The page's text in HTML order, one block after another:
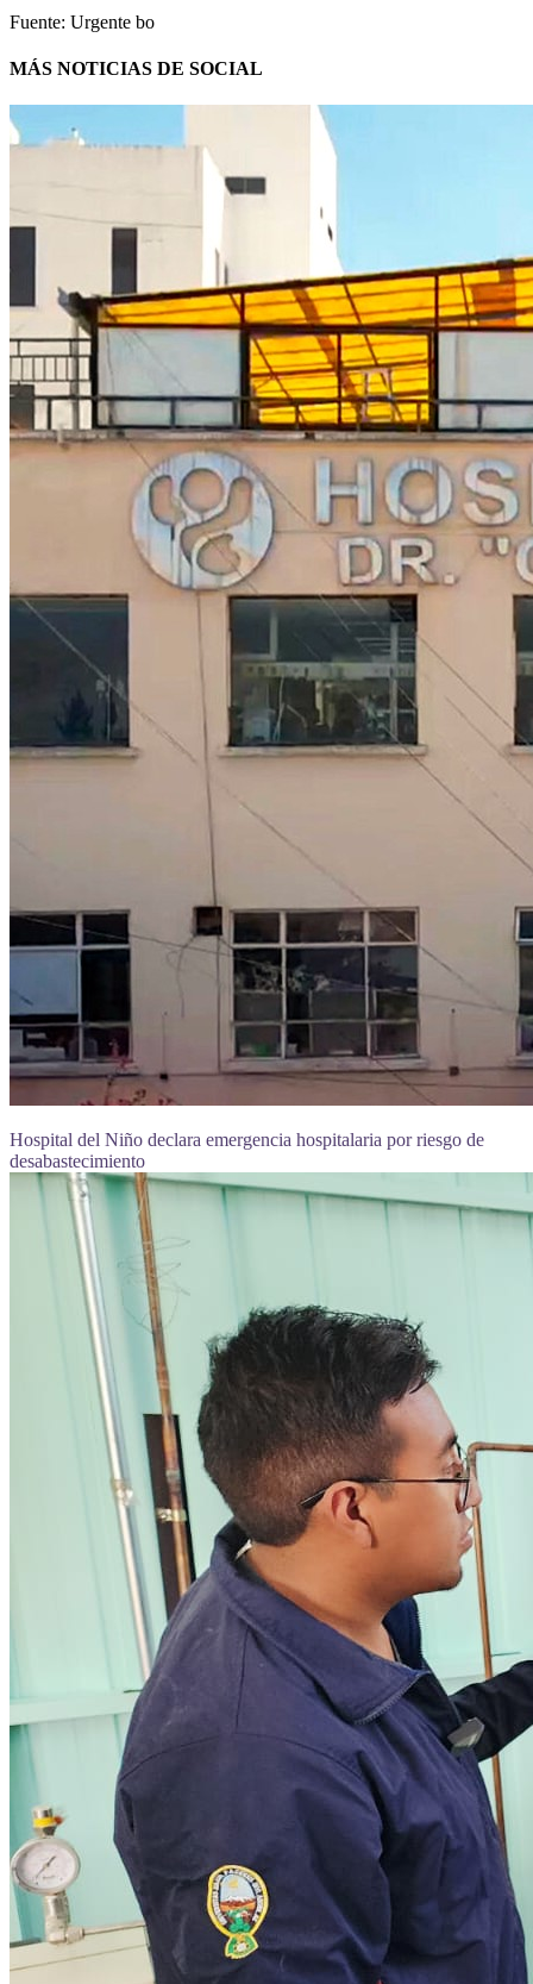
Fuente: Urgente bo
MÁS NOTICIAS DE SOCIAL
Hospital del Niño declara emergencia hospitalaria por riesgo de
desabastecimiento